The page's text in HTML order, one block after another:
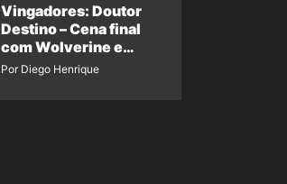
Vingadores: Doutor
Destino – Cena final
com Wolverine e
Homem-Aranha de
Por Diego Henrique